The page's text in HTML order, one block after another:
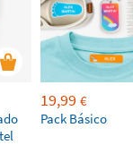
19,99 €
Pack Básico